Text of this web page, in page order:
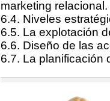
marketing relacional.
6.4. Niveles
6.5. La explotación
6.6. Diseño de las
6.7. La planificación